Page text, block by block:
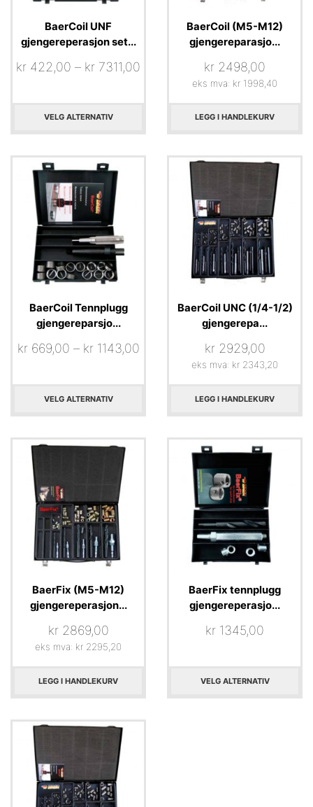
BaerCoil UNF
gjengereperasjon set...
kr 422,00 – kr 7311,00
VELG ALTERNATIV
BaerCoil (M5-M12)
gjengereparasjo...
kr 2498,00
eks mva: kr 1998,40
LEGG I HANDLEKURV
BaerCoil Tennplugg
gjengereparsjo...
kr669,00 – kr1143,00
VELG ALTERNATIV
BaerCoil UNC (1/4-1/2)
gjengerepa...
kr2929,00
eks mva: kr 2343,20
LEGG I HANDLEKURV
BaerFix (M5-M12)
gjengereperasjon...
kr2869,00
eks mva: kr 2295,20
LEGG I HANDLEKURV
BaerFix tennplugg
gjengereperasjo...
kr 1345,00
VELG ALTERNATIV